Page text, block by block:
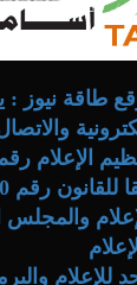
طاقة نيوز :
والمجلس